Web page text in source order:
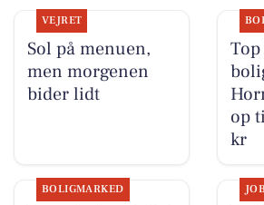
VEJRET
Sol på menuen,
men morgenen
bider lidt
op
kr
BOLIGMARKED